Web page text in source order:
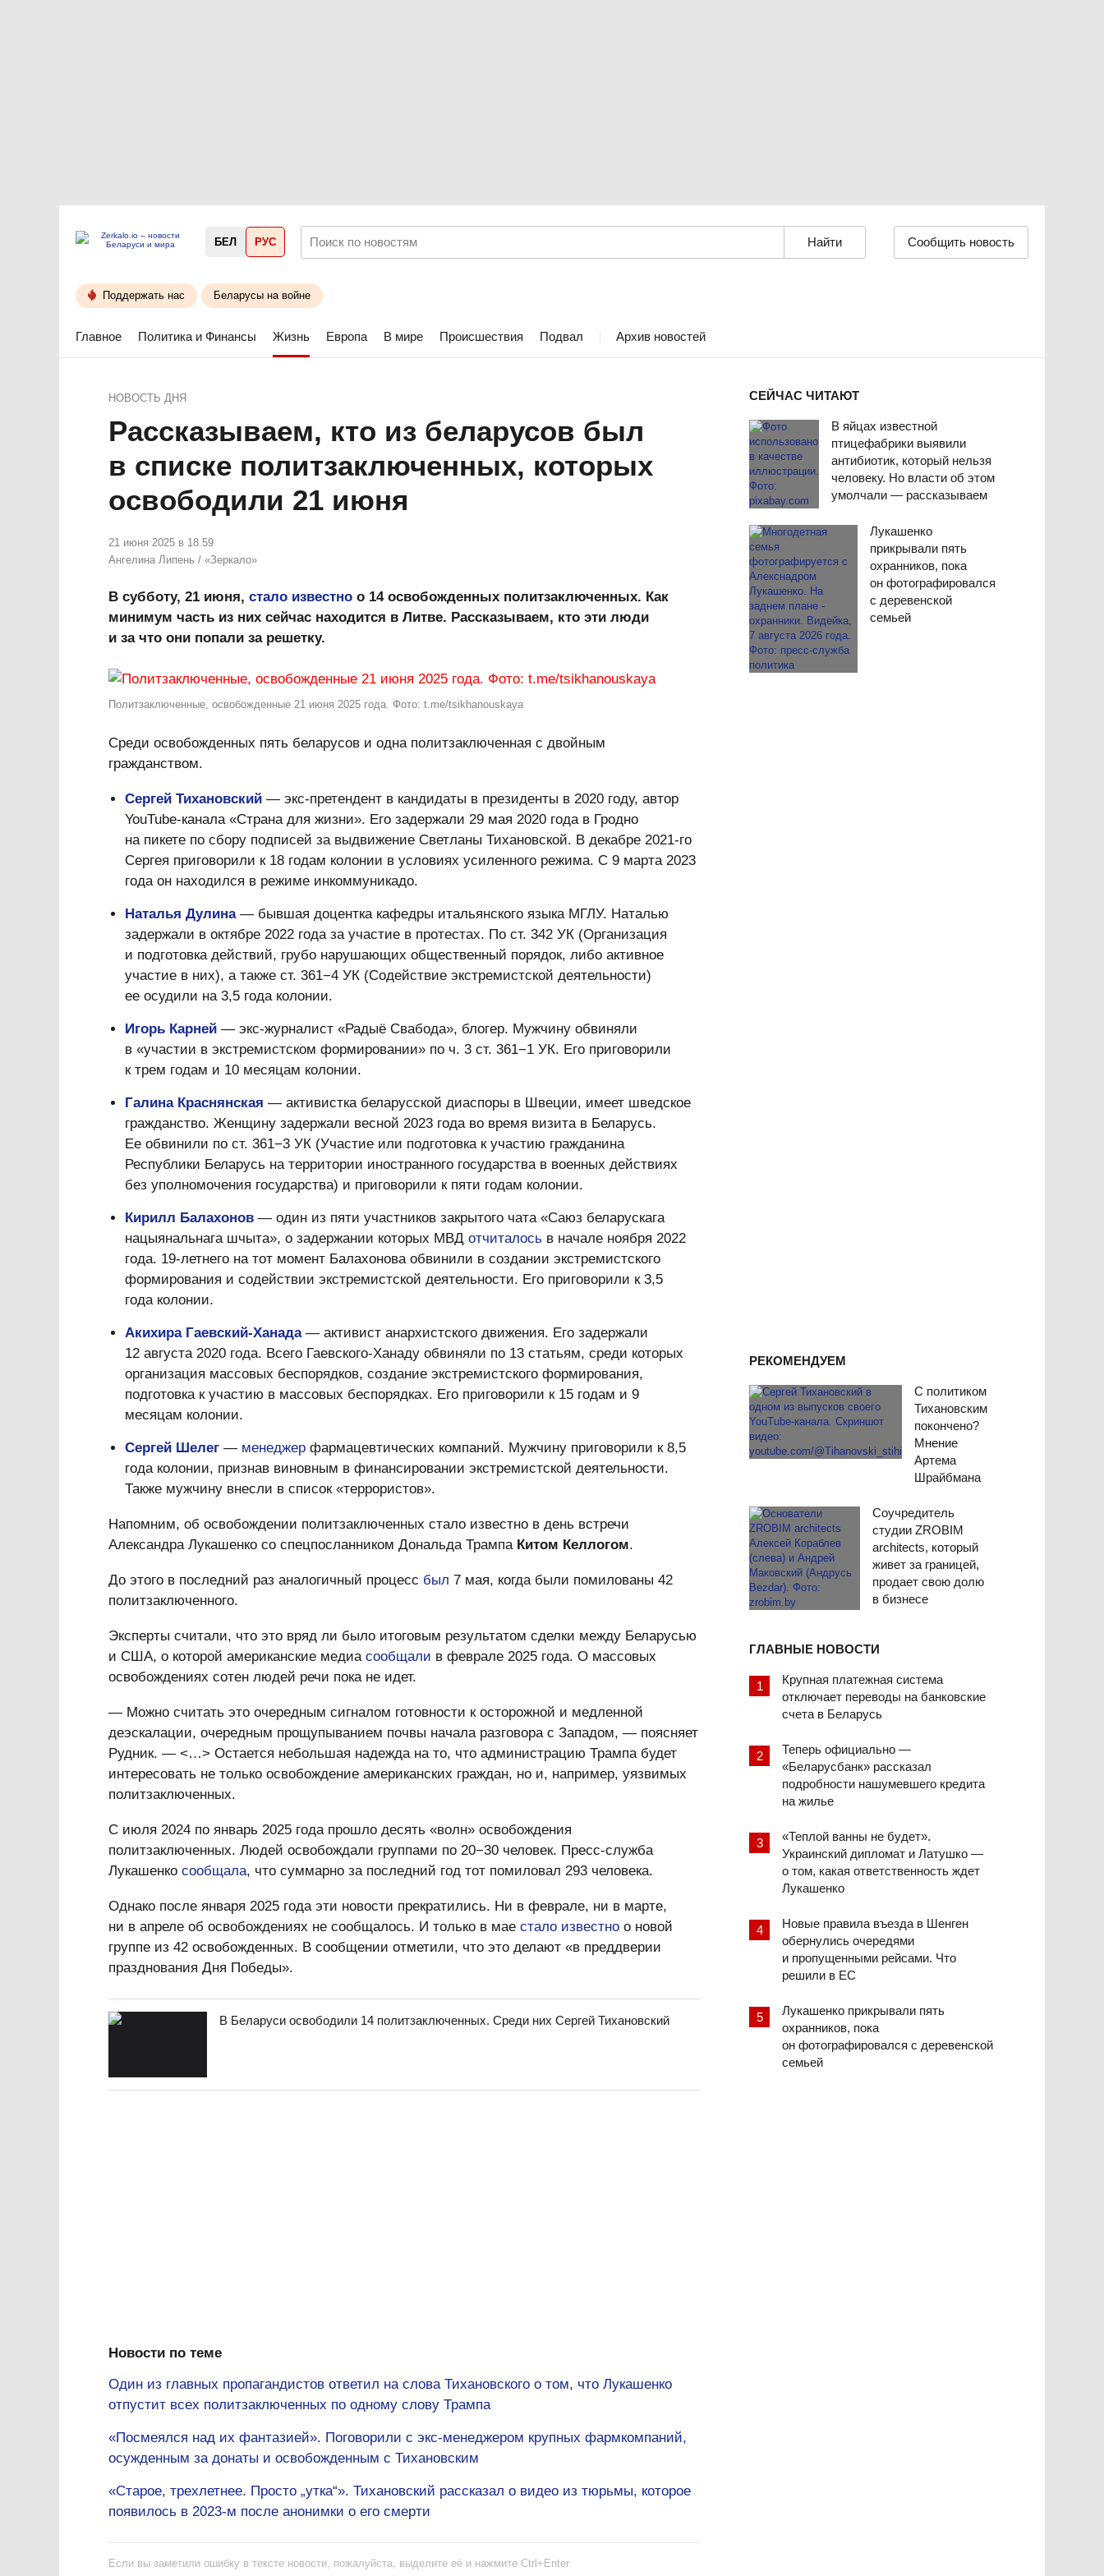
БЕЛ РУС Сообщить новость
Поддержать нас Беларусы на войне
Главное Политика и Финансы Жизнь Европа В мире Происшествия Подвал Архив новостей
СЕЙЧАС ЧИТАЮТ
В яйцах известной
птицефабрики выявили
антибиотик, который нельзя
человеку. Но власти об этом
умолчали — рассказываем
Лукашенко
прикрывали пять
охранников, пока
он фотографировался
с деревенской
семьей
РЕКОМЕНДУЕМ
С политиком
Тихановским
покончено?
Мнение
Артема
Шрайбмана
Соучредитель
студии ZROBIM
architects, который
живет за границей,
продает свою долю
в бизнесе
ГЛАВНЫЕ НОВОСТИ
Крупная платежная система
отключает переводы на банковские
счета в Беларусь
Теперь официально —
«Беларусбанк» рассказал
подробности нашумевшего кредита
на жилье
«Теплой ванны не будет».
Украинский дипломат и Латушко —
о том, какая ответственность ждет
Лукашенко
Новые правила въезда в Шенген
обернулись очередями
и пропущенными рейсами. Что
решили в ЕС
Лукашенко прикрывали пять
охранников, пока
он фотографировался с деревенской
семьей
НОВОСТЬ ДНЯ
Рассказываем, кто из беларусов был
в списке политзаключенных, которых
освободили 21 июня
21 июня 2025 в 18.59
Ангелина Липень / «Зеркало»
В субботу, 21 июня, стало известно о 14 освобожденных политзаключенных. Как
минимум часть из них сейчас находится в Литве. Рассказываем, кто эти люди
и за что они попали за решетку.
Политзаключенные, освобожденные 21 июня 2025 года. Фото: t.me/tsikhanouskaya
Среди освобожденных пять беларусов и одна политзаключенная с двойным
гражданством.
Сергей Тихановский — экс-претендент в кандидаты в президенты в 2020 году, автор
YouTube-канала «Страна для жизни». Его задержали 29 мая 2020 года в Гродно
на пикете по сбору подписей за выдвижение Светланы Тихановской. В декабре 2021-го
Сергея приговорили к 18 годам колонии в условиях усиленного режима. С 9 марта 2023
года он находился в режиме инкоммуникадо.
Наталья Дулина— бывшая доцентка кафедры итальянского языка МГЛУ. Наталью
задержали в октябре 2022 года за участие в протестах. По ст. 342 УК (Организация
и подготовка действий, грубо нарушающих общественный порядок, либо активное
участие в них), а также ст. 361−4 УК (Содействие экстремистской деятельности)
ее осудили на 3,5 года колонии.
Игорь Карней — экс-журналист «Радыё Свабода», блогер. Мужчину обвиняли
в «участии в экстремистском формировании» по ч. 3 ст. 361−1 УК. Его приговорили
к трем годам и 10 месяцам колонии.
Галина Краснянская — активистка беларусской диаспоры в Швеции, имеет шведское
гражданство. Женщину задержали весной 2023 года во время визита в Беларусь.
Ее обвинили по ст. 361−3 УК (Участие или подготовка к участию гражданина
Республики Беларусь на территории иностранного государства в военных действиях
без уполномочения государства) и приговорили к пяти годам колонии.
Кирилл Балахонов — один из пяти участников закрытого чата «Саюз беларускага
нацыянальнага шчыта», о задержании которых МВД отчиталось в начале ноября 2022
года. 19-летнего на тот момент Балахонова обвинили в создании экстремистского
формирования и содействии экстремистской деятельности. Его приговорили к 3,5
года колонии.
Акихира Гаевский-Ханада— активист анархистского движения. Его задержали
12 августа 2020 года. Всего Гаевского-Ханаду обвиняли по 13 статьям, среди которых
организация массовых беспорядков, создание экстремистского формирования,
подготовка к участию в массовых беспорядках. Его приговорили к 15 годам и 9
месяцам колонии.
Сергей Шелег — менеджер фармацевтических компаний. Мужчину приговорили к 8,5
года колонии, признав виновным в финансировании экстремистской деятельности.
Также мужчину внесли в список «террористов».
Напомним, об освобождении политзаключенных стало известно в день встречи
Александра Лукашенко со спецпосланником Дональда Трампа Китом Келлогом.
До этого в последний раз аналогичный процесс был 7 мая, когда были помилованы 42
политзаключенного.
Эксперты считали, что это вряд ли было итоговым результатом сделки между Беларусью
и США, о которой американские медиа сообщали в феврале 2025 года. О массовых
освобождениях сотен людей речи пока не идет.
— Можно считать это очередным сигналом готовности к осторожной и медленной
деэскалации, очередным прощупыванием почвы начала разговора с Западом, — поясняет
Рудник. — <…> Остается небольшая надежда на то, что администрацию Трампа будет
интересовать не только освобождение американских граждан, но и, например, уязвимых
политзаключенных.
С июля 2024 по январь 2025 года прошло десять «волн» освобождения
политзаключенных. Людей освобождали группами по 20−30 человек. Пресс-служба
Лукашенко сообщала, что суммарно за последний год тот помиловал 293 человека.
Однако после января 2025 года эти новости прекратились. Ни в феврале, ни в марте,
ни в апреле об освобождениях не сообщалось. И только в мае стало известно о новой
группе из 42 освобожденных. В сообщении отметили, что это делают «в преддверии
празднования Дня Победы».
В Беларуси освободили 14 политзаключенных. Среди них Сергей Тихановский
Новости по теме
Один из главных пропагандистов ответил на слова Тихановского о том, что Лукашенко
отпустит всех политзаключенных по одному слову Трампа
«Посмеялся над их фантазией». Поговорили с экс-менеджером крупных фармкомпаний,
осужденным за донаты и освобожденным с Тихановским
«Старое, трехлетнее. Просто „утка“». Тихановский рассказал о видео из тюрьмы, которое
появилось в 2023-м после анонимки о его смерти
Если вы заметили ошибку в тексте новости, пожалуйста, выделите её и нажмите Ctrl+Enter